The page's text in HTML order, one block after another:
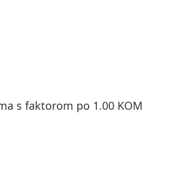
s faktorom po 1.00 KOM